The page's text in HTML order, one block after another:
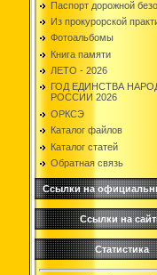
Паспорт дорожной
Из прокурорской
Фотоальбомы
Книга памяти
ЛЕТО - 2026
ГОД ЕДИНСТВА
РОССИИ 2026
ОРКСЭ
Каталог файлов
Каталог статей
Обратная связь
Ссылки на
Ссылки на
Статистика